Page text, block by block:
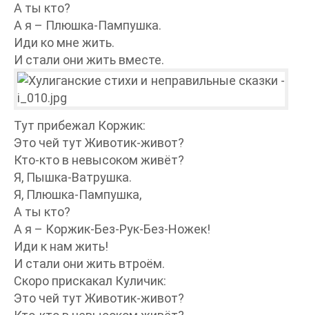
А ты кто?
А я – Плюшка-Пампушка.
Иди ко мне жить.
И стали они жить вместе.
Тут прибежал Коржик:
Это чей тут Животик-живот?
Кто-кто в невысоком живёт?
Я, Пышка-Ватрушка.
Я, Плюшка-Пампушка,
А ты кто?
А я – Коржик-Без-Рук-Без-Ножек!
Иди к нам жить!
И стали они жить втроём.
Скоро прискакал Куличик:
Это чей тут Животик-живот?